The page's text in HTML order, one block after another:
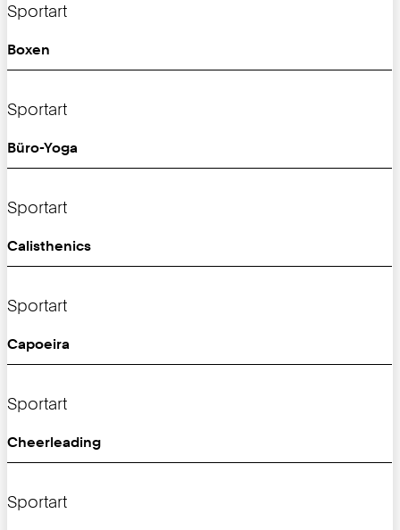
Sportart
Boxen
Sportart
Büro-Yoga
Sportart
Calisthenics
Sportart
Capoeira
Sportart
Cheerleading
Sportart